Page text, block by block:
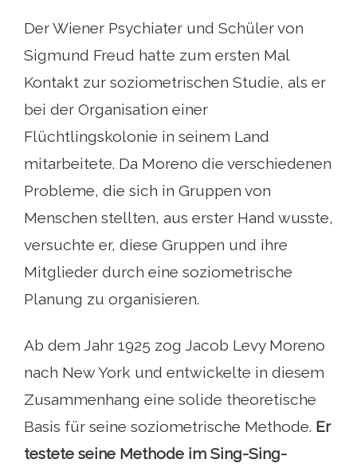
Der Wiener Psychiater und Schüler von
Sigmund Freud hatte zum ersten Mal
Kontakt zur soziometrischen Studie, als er
bei der Organisation einer
Flüchtlingskolonie in seinem Land
mitarbeitete. Da Moreno die verschiedenen
Probleme, die sich in Gruppen von
Menschen stellten, aus erster Hand wusste,
versuchte er, diese Gruppen und ihre
Mitglieder durch eine soziometrische
Planung zu organisieren.
Ab dem Jahr 1925 zog Jacob Levy Moreno
nach New York und entwickelte in diesem
Zusammenhang eine solide theoretische
Basis für seine soziometrische Methode. Er
testete seine Methode im Sing-Sing-